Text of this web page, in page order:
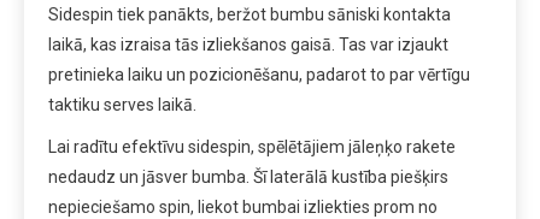
Sidespin tiek panākts, beržot bumbu sāniski kontakta
laikā, kas izraisa tās izliekšanos gaisā. Tas var izjaukt
pretinieka laiku un pozicionēšanu, padarot to par vērtīgu
taktiku serves laikā.
Lai radītu efektīvu sidespin, spēlētājiem jāleņķo rakete
nedaudz un jāsver bumba. Šī laterālā kustība piešķirs
nepieciešamo spin, liekot bumbai izliekties prom no